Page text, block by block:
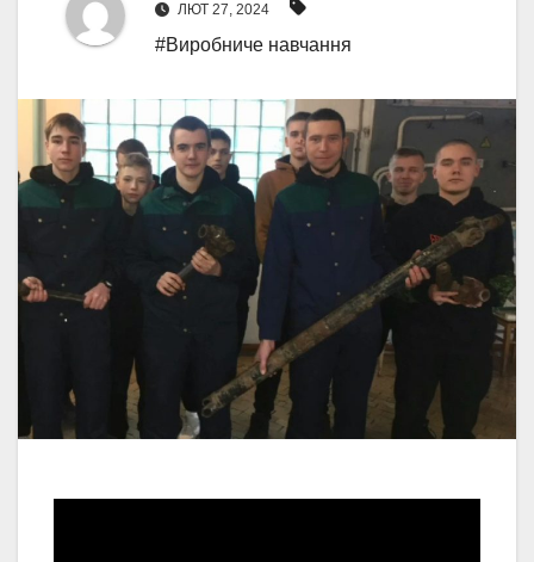
ЛЮТ 27, 2024
#Виробниче навчання